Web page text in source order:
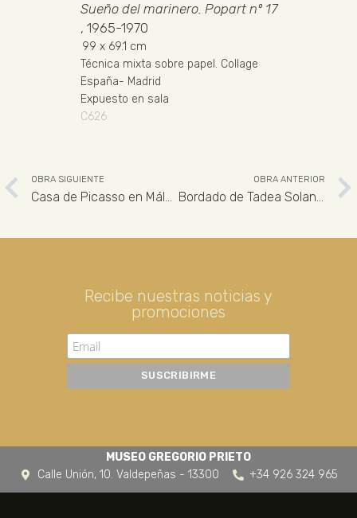
Sueño del marinero. Popart nº 17
, 1965-1970
99 x 69.1 cm
Técnica mixta sobre papel . Collage
España- Madrid
Expuesto en sala
C626
OBRA SIGUIENTE
Casa de Picasso en Málaga
OBRA ANTERIOR
Bordado de Tadea Solance. Popart nº 5
Recibe nuestras noticias y
promociones
MUSEO GREGORIO PRIETO
Calle Unión, 10. Valdepeñas - 13300
+34 926 324 965